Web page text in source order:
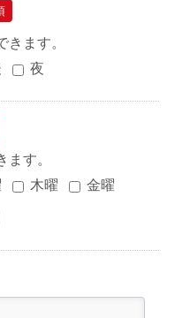
ます。
夜
す。
木曜 金曜